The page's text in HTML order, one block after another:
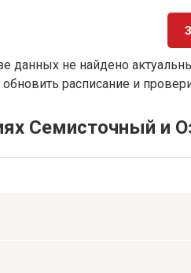
данных не найдено
расписание и
Семисточный и